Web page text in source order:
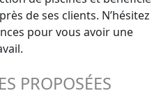
de ses clients. N’hésitez
pour vous avoir une
PROPOSÉES